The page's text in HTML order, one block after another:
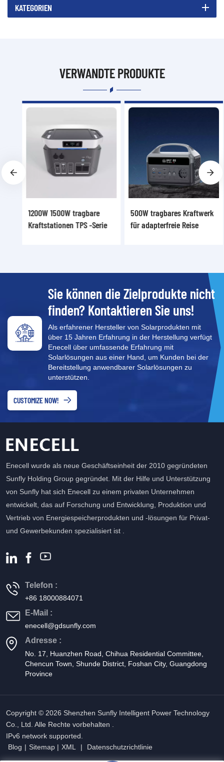
KATEGORIEN
VERWANDTE PRODUKTE
1200W 1500W tragbare
Kraftstationen TPS -Serie
500W tragbares Kraftwerk
für adapterfreie Reise
Sie können die Zielprodukte nicht
finden? Kontaktieren Sie uns!
Als erfahrener Hersteller von Solarprodukten mit
über 15 Jahren Erfahrung in der Herstellung verfügt
Enecell über umfassende Erfahrung mit
Solarlösungen aus einer Hand, um Kunden bei der
Bereitstellung anwendbarer Solarlösungen zu
unterstützen.
CUSTOMIZE NOW!
Enecell wurde als neue Geschäftseinheit der 2010 gegründeten
Sunfly Holding Group gegründet. Mit der Hilfe und Unterstützung
von Sunfly hat sich Enecell zu einem privaten Unternehmen
entwickelt, das auf Forschung und Entwicklung, Produktion und
Vertrieb von Energiespeicherprodukten und -lösungen für Privat-
und Gewerbekunden spezialisiert ist .
Telefon :
+86 18000884071
E-Mail :
enecell@gdsunfly.com
Adresse :
No. 17, Huanzhen Road, Chihua Residential Committee,
Chencun Town, Shunde District, Foshan City, Guangdong
Province
Copyright © 2026 Shenzhen Sunfly Intelligent Power Technology
Co., Ltd. Alle Rechte vorbehalten .
IPv6 network supported.
Blog | Sitemap | XML | Datenschutzrichtlinie